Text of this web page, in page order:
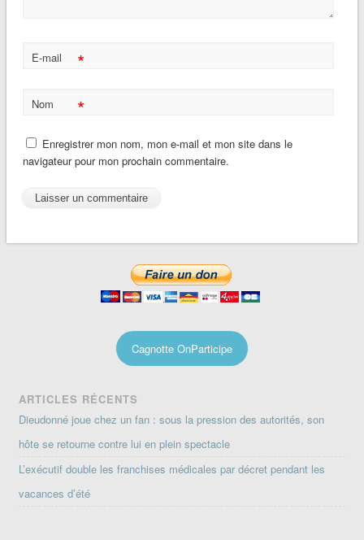
E-mail *
Nom *
Enregistrer mon nom, mon e-mail et mon site dans le
navigateur pour mon prochain commentaire.
Cagnotte OnParticipe
ARTICLES RÉCENTS
Dieudonné joue chez un fan : sous la pression des autorités, son
hôte se retourne contre lui en plein spectacle
L’exécutif double les franchises médicales par décret pendant les
vacances d’été